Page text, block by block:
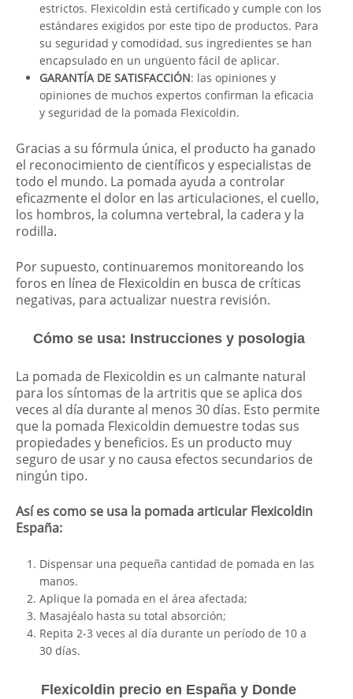
estrictos. Flexicoldin está certificado y cumple con los
estándares exigidos por este tipo de productos. Para
su seguridad y comodidad, sus ingredientes se han
encapsulado en un ungüento fácil de aplicar.
GARANTÍA DE SATISFACCIÓN: las opiniones y
opiniones de muchos expertos confirman la eficacia
y seguridad de la pomada Flexicoldin.
Gracias a su fórmula única, el producto ha ganado
el reconocimiento de científicos y especialistas de
todo el mundo. La pomada ayuda a controlar
eficazmente el dolor en las articulaciones, el cuello,
los hombros, la columna vertebral, la cadera y la
rodilla.
Por supuesto, continuaremos monitoreando los
foros en línea de Flexicoldin en busca de críticas
negativas, para actualizar nuestra revisión.
Cómo se usa: Instrucciones y posologia
La pomada de Flexicoldin es un calmante natural
para los síntomas de la artritis que se aplica dos
veces al día durante al menos 30 días. Esto permite
que la pomada Flexicoldin demuestre todas sus
propiedades y beneficios. Es un producto muy
seguro de usar y no causa efectos secundarios de
ningún tipo.
Así es como se usa la pomada articular Flexicoldin
España:
Dispensar una pequeña cantidad de pomada en las
manos.
Aplique la pomada en el área afectada;
Masajéalo hasta su total absorción;
Repita 2-3 veces al día durante un período de 10 a
30 días.
Flexicoldin precio en España y Donde